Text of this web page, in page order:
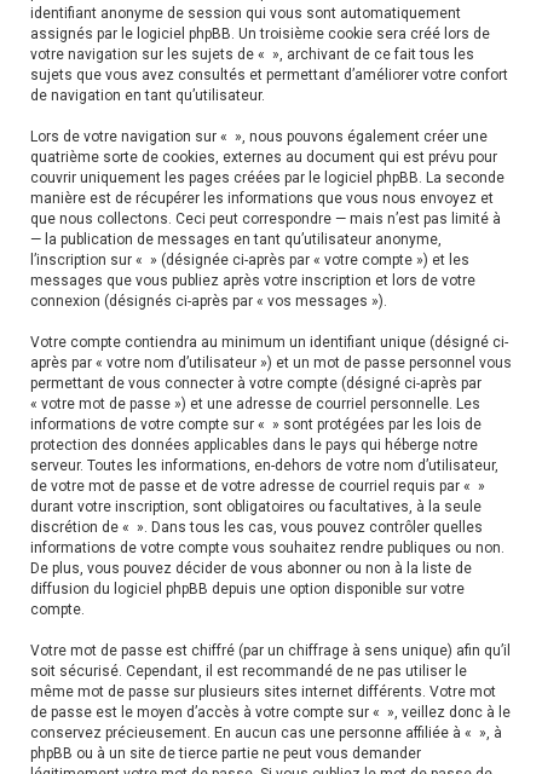
identifiant anonyme de session qui vous sont automatiquement
assignés par le logiciel phpBB. Un troisième cookie sera créé lors de
votre navigation sur les sujets de « », archivant de ce fait tous les
sujets que vous avez consultés et permettant d’améliorer votre confort
de navigation en tant qu’utilisateur.
Lors de votre navigation sur « », nous pouvons également créer une
quatrième sorte de cookies, externes au document qui est prévu pour
couvrir uniquement les pages créées par le logiciel phpBB. La seconde
manière est de récupérer les informations que vous nous envoyez et
que nous collectons. Ceci peut correspondre — mais n’est pas limité à
— la publication de messages en tant qu’utilisateur anonyme,
l’inscription sur « » (désignée ci-après par « votre compte ») et les
messages que vous publiez après votre inscription et lors de votre
connexion (désignés ci-après par « vos messages »).
Votre compte contiendra au minimum un identifiant unique (désigné ci-
après par « votre nom d’utilisateur ») et un mot de passe personnel vous
permettant de vous connecter à votre compte (désigné ci-après par
« votre mot de passe ») et une adresse de courriel personnelle. Les
informations de votre compte sur « » sont protégées par les lois de
protection des données applicables dans le pays qui héberge notre
serveur. Toutes les informations, en-dehors de votre nom d’utilisateur,
de votre mot de passe et de votre adresse de courriel requis par « »
durant votre inscription, sont obligatoires ou facultatives, à la seule
discrétion de « ». Dans tous les cas, vous pouvez contrôler quelles
informations de votre compte vous souhaitez rendre publiques ou non.
De plus, vous pouvez décider de vous abonner ou non à la liste de
diffusion du logiciel phpBB depuis une option disponible sur votre
compte.
Votre mot de passe est chiffré (par un chiffrage à sens unique) afin qu’il
soit sécurisé. Cependant, il est recommandé de ne pas utiliser le
même mot de passe sur plusieurs sites internet différents. Votre mot
de passe est le moyen d’accès à votre compte sur « », veillez donc à le
conservez précieusement. En aucun cas une personne affiliée à « », à
phpBB ou à un site de tierce partie ne peut vous demander